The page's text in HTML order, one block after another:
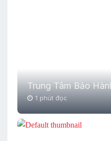
Trung Tâm Bảo
1 phút đọc